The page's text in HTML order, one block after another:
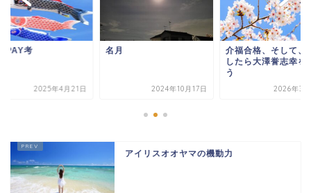
PAY考
2025年4月21日
名月
2024年10月17日
介福合格、そして、
したら大澤誉志幸を
う
2026年3
アイリスオオヤマの機動力